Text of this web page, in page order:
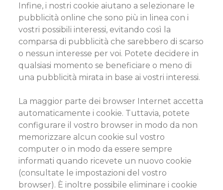
Infine, i nostri cookie aiutano a selezionare le
pubblicità online che sono più in linea con i
vostri possibili interessi, evitando così la
comparsa di pubblicità che sarebbero di scarso
o nessun interesse per voi. Potete decidere in
qualsiasi momento se beneficiare o meno di
una pubblicità mirata in base ai vostri interessi.
La maggior parte dei browser Internet accetta
automaticamente i cookie. Tuttavia, potete
configurare il vostro browser in modo da non
memorizzare alcun cookie sul vostro
computer o in modo da essere sempre
informati quando ricevete un nuovo cookie
(consultate le impostazioni del vostro
browser). È inoltre possibile eliminare i cookie